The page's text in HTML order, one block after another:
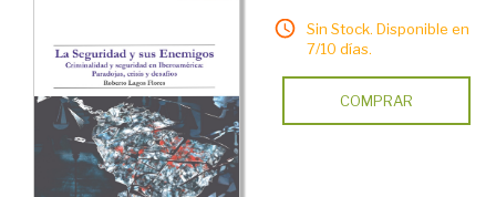
Sin Stock. Disponible en
7/10 días.
COMPRAR